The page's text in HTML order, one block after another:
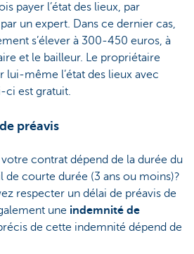
payer l’état des lieux, par
un expert. Dans ce dernier cas,
s’élever à 300-450 euros, à
et le bailleur. Le propriétaire
lui-même l’état des lieux avec
ci est gratuit.
préavis
votre contrat dépend de la durée du
de courte durée (3 ans ou moins)?
respecter un délai de préavis de
une indemnité de
de cette indemnité dépend de